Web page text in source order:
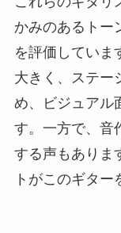
かみのあるトー
を評価していま
大きく、ステー
め、ビジュアル
す。一方で、音
する声もありま
トがこのギター